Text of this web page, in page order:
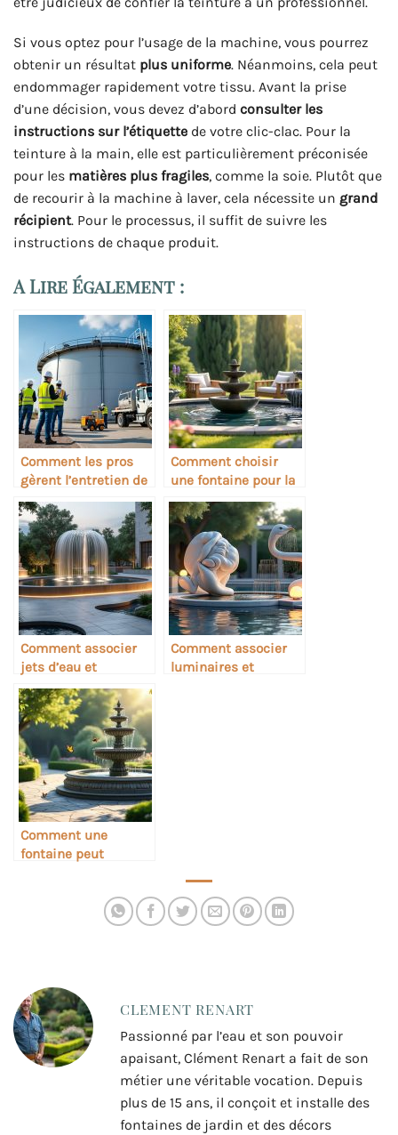
Si vous optez pour l’usage de la machine, vous pourrez
obtenir un résultat plus uniforme. Néanmoins, cela peut
endommager rapidement votre tissu. Avant la prise
d’une décision, vous devez d’abord consulter les
instructions sur l’étiquette de votre clic-clac. Pour la
teinture à la main, elle est particulièrement préconisée
pour les matières plus fragiles, comme la soie. Plutôt que
de recourir à la machine à laver, cela nécessite un grand
récipient. Pour le processus, il suffit de suivre les
instructions de chaque produit.
A Lire Également :
Comment les pros
gèrent l’entretien de
grands réservoirs
Comment choisir
une fontaine pour la
relaxation sonore
Comment associer
jets d’eau et
sculptures de jardin
Comment associer
luminaires et
Comment une
fontaine peut
CLEMENT RENART
Passionné par l’eau et son pouvoir
apaisant, Clément Renart a fait de son
métier une véritable vocation. Depuis
plus de 15 ans, il conçoit et installe des
fontaines de jardin et des décors